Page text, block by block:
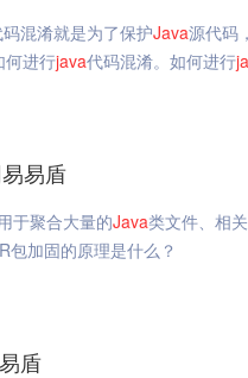
混淆就是为了保护Java源代码
何进行java代码混淆。如何进行
易盾
于聚合大量的Java类文件、相
包加固的原理是什么？
盾